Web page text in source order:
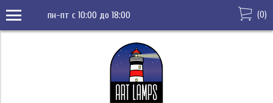
пн-пт с 10:00 до 18:00 (0)